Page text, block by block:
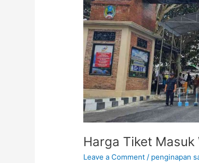
Harga Tiket
Leave a Comment / penginapan
Masuk
Wisata
Alam
Telaga
Sarangan